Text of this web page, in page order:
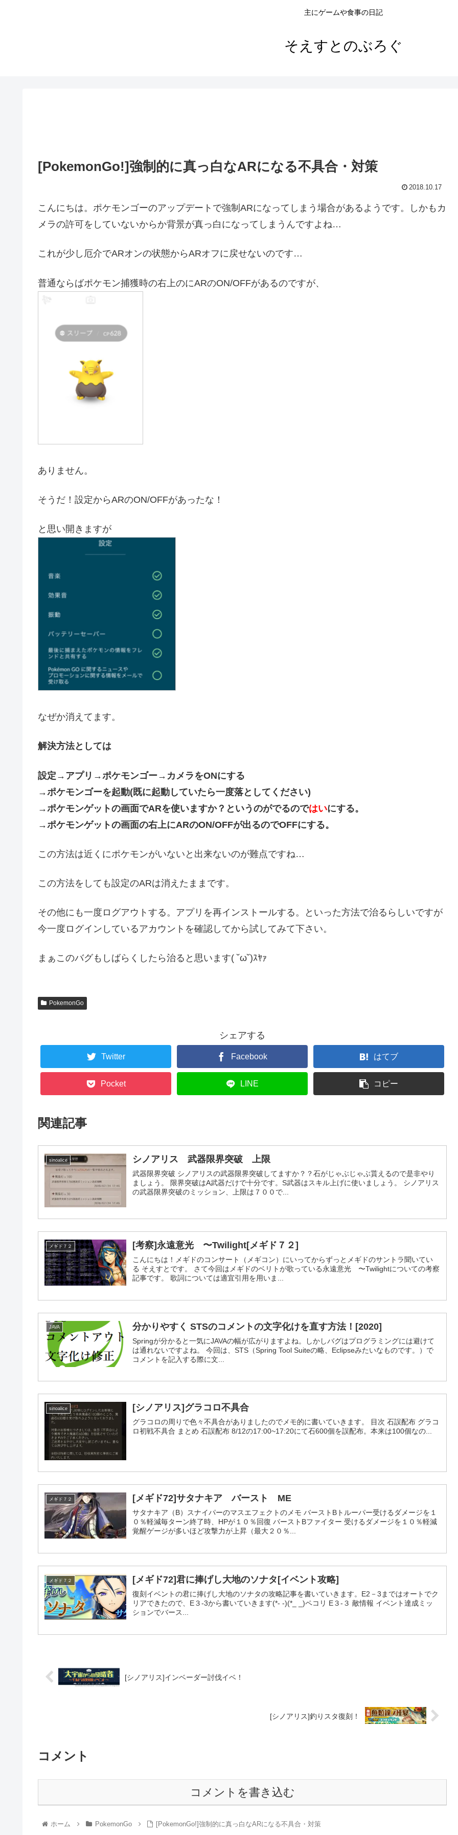
主にゲームや食事の日記
そえすとのぶろぐ
[PokemonGo!]強制的に真っ白なARになる不具合・対策
2018.10.17
こんにちは。ポケモンゴーのアップデートで強制ARになってしまう場合があるようです。しかもカ
メラの許可をしていないからか背景が真っ白になってしまうんですよね…
これが少し厄介でARオンの状態からARオフに戻せないのです…
普通ならばポケモン捕獲時の右上のにARのON/OFFがあるのですが、
ありません。
そうだ！設定からARのON/OFFがあったな！
と思い開きますが
なぜか消えてます。
解決方法としては
設定→アプリ→ポケモンゴー→カメラをONにする
→ポケモンゴーを起動(既に起動していたら一度落としてください)
→ポケモンゲットの画面でARを使いますか？というのがでるのではいにする。
→ポケモンゲットの画面の右上にARのON/OFFが出るのでOFFにする。
この方法は近くにポケモンがいないと出来ないのが難点ですね…
この方法をしても設定のARは消えたままです。
その他にも一度ログアウトする。アプリを再インストールする。といった方法で治るらしいですが
今一度ログインしているアカウントを確認してから試してみて下さい。
まぁこのバグもしばらくしたら治ると思います( ˘ω˘)ｽﾔｧ
PokemonGo
シェアする
Twitter Facebook はてブ
Pocket LINE コピー
関連記事
sinoalice シノアリス 武器限界突破 上限
武器限界突破 シノアリスの武器限界突破してますか？？石がじゃぶじゃぶ貰えるので是非やり
ましょう。 限界突破はA武器だけで十分です。S武器はスキル上げに使いましょう。 シノアリス
の武器限界突破のミッション、上限は７００で...
メギド７２ [考察]永遠意光 〜Twilight[メギド７２]
こんにちは！メギドのコンサート（メギコン）にいってからずっとメギドのサントラ聞いてい
る そえすとです。 さて今回はメギドのベリトが歌っている永遠意光 〜Twilightについての考察
記事です。 歌詞については適宜引用を用いま...
JAVA 分かりやすく STSのコメントの文字化けを直す方法！[2020]
Springが分かると一気にJAVAの幅が広がりますよね。しかしバグはプログラミングには避けて
は通れないですよね。 今回は、STS（Spring Tool Suiteの略、Eclipseみたいなものです。）で
コメントを記入する際に文...
sinoalice [シノアリス]グラコロ不具合
グラコロの周りで色々不具合がありましたのでメモ的に書いていきます。 目次 石誤配布 グラコ
ロ初戦不具合 まとめ 石誤配布 8/12の17:00~17:20にて石600個を誤配布。本来は100個なの...
メギド７２ [メギド72]サタナキア バースト ME
サタナキア（B）スナイパーのマスエフェクトのメモ バーストBトルーパー受けるダメージを１
０％軽減毎ターン終了時、HPが１０％回復 バーストBファイター 受けるダメージを１０％軽減
覚醒ゲージが多いほど攻撃力が上昇（最大２０％...
メギド７２ [メギド72]君に捧げし大地のソナタ[イベント攻略]
復刻イベントの君に捧げし大地のソナタの攻略記事を書いていきます。E2－3まではオートでク
リアできたので、E３-3から書いていきます(*- -)(*_ _)ペコリ E３-３ 敵情報 イベント達成ミッ
ションでバース...
[シノアリス]インベーダー討伐イベ！
[シノアリス]釣りスタ復刻！
コメント
コメントを書き込む
ホーム PokemonGo [PokemonGo!]強制的に真っ白なARになる不具合・対策